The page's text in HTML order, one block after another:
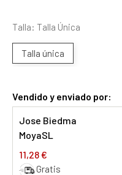
Talla: Talla Única
Talla única
Vendido y enviado por:
Jose Biedma
MoyaSL
11,28 €
Gratis